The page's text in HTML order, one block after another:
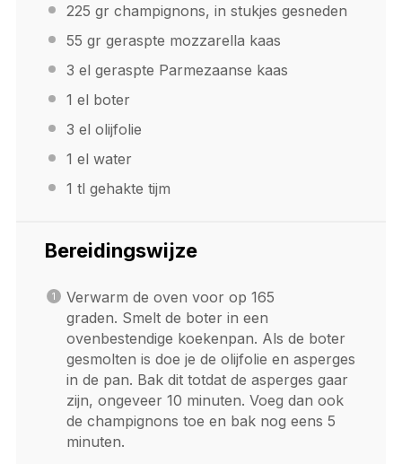
225 gr champignons, in stukjes gesneden
55 gr geraspte mozzarella kaas
3 el geraspte Parmezaanse kaas
1 el boter
3 el olijfolie
1 el water
1 tl gehakte tijm
Bereidingswijze
Verwarm de oven voor op 165
graden. Smelt de boter in een
ovenbestendige koekenpan. Als de boter
gesmolten is doe je de olijfolie en asperges
in de pan. Bak dit totdat de asperges gaar
zijn, ongeveer 10 minuten. Voeg dan ook
de champignons toe en bak nog eens 5
minuten.